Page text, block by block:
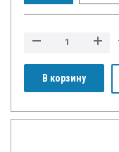
В корзину